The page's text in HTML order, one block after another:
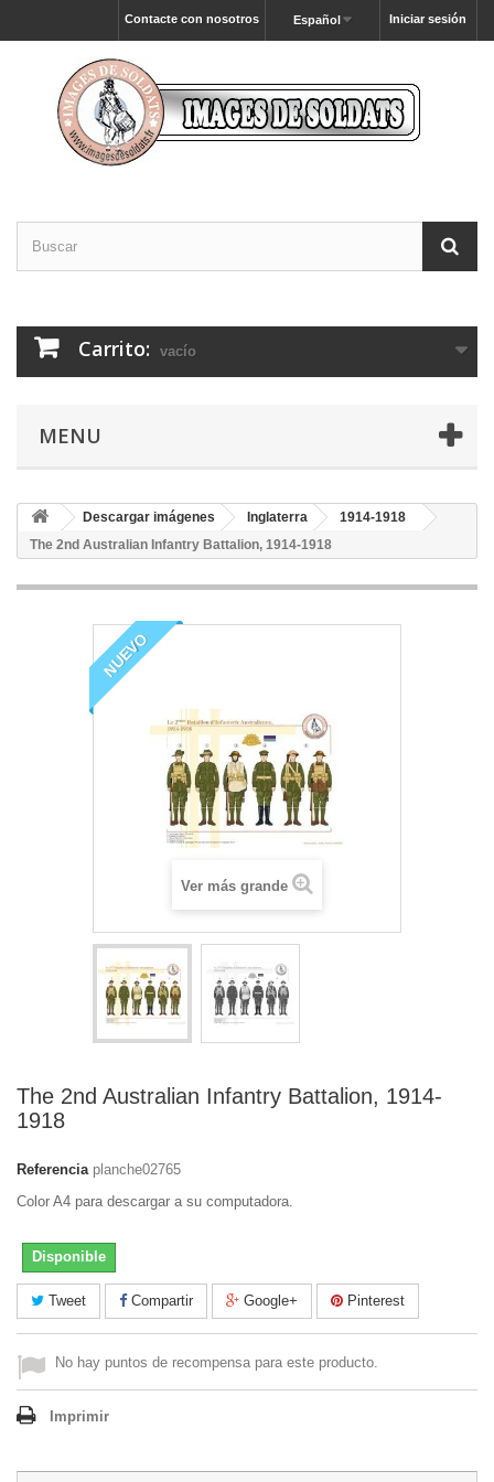
Iniciar sesión
Español
Contacte con nosotros
Carrito: vacío
MENU
Descargar imágenes Inglaterra
1914-1918
The 2nd Australian Infantry Battalion, 1914-1918
NUEVO
Ver más grande
The 2nd Australian Infantry Battalion, 1914-
1918
Referencia planche02765
Color A4 para descargar a su computadora.
Disponible
Tweet Compartir Google+ Pinterest
No hay puntos de recompensa para este producto.
Imprimir